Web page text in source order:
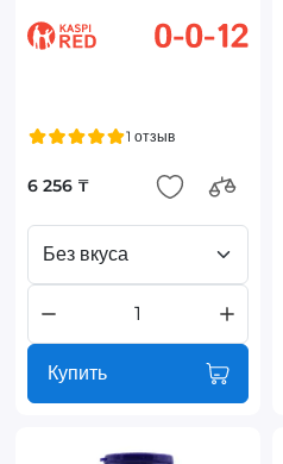
1 отзыв
6 256 ₸
Без вкуса
Купить